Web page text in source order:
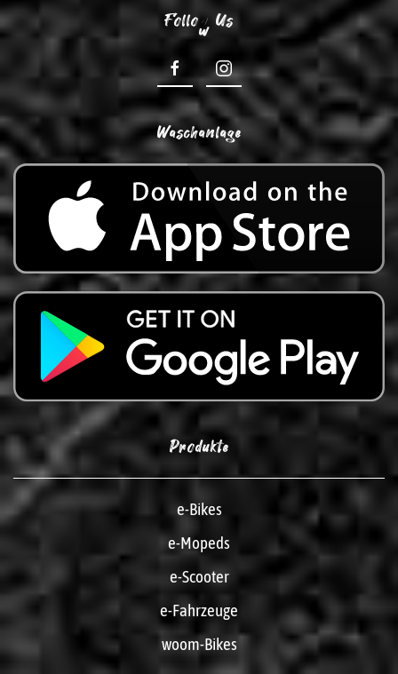
Follow Us
Waschanlage
Produkte
e-Bikes
e-Mopeds
e-Scooter
e-Fahrzeuge
woom-Bikes